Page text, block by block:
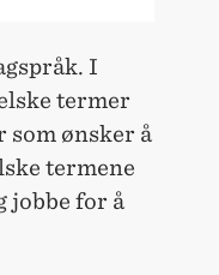
I
termer
som ønsker å
termene
jobbe for å